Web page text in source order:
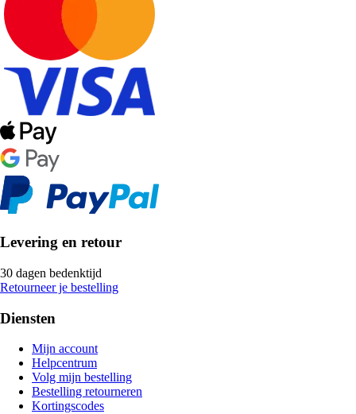
Levering en retour
30 dagen bedenktijd
Retourneer je bestelling
Diensten
Mijn account
Helpcentrum
Volg mijn bestelling
Bestelling retourneren
Kortingscodes